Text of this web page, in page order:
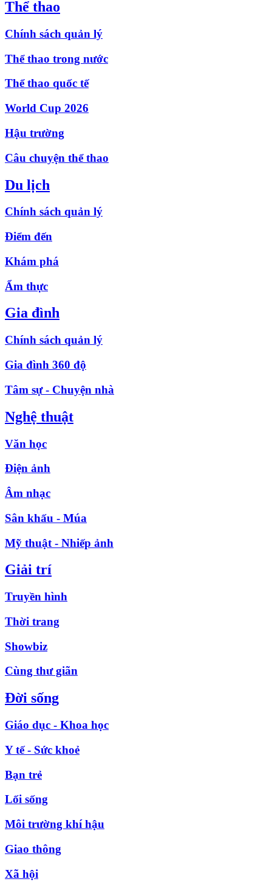
Thể thao
Chính sách quản lý
Thể thao trong nước
Thể thao quốc tế
World Cup 2026
Hậu trường
Câu chuyện thể thao
Du lịch
Chính sách quản lý
Điểm đến
Khám phá
Ẩm thực
Gia đình
Chính sách quản lý
Gia đình 360 độ
Tâm sự - Chuyện nhà
Nghệ thuật
Văn học
Điện ảnh
Âm nhạc
Sân khấu - Múa
Mỹ thuật - Nhiếp ảnh
Giải trí
Truyền hình
Thời trang
Showbiz
Cùng thư giãn
Đời sống
Giáo dục - Khoa học
Y tế - Sức khoẻ
Bạn trẻ
Lối sống
Môi trường khí hậu
Giao thông
Xã hội